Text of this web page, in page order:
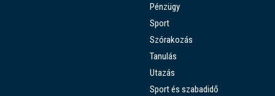
Pénzügy
Sport
Szórakozás
Tanulás
Utazás
Sport és szabadidő